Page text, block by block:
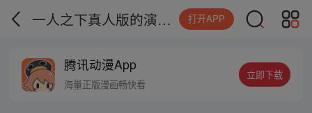
一人之下真人版的演员阵容 打开APP
腾讯动漫App
海量正版漫画畅快看
立即下载